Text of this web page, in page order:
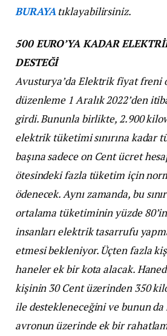
BURAYAtıklayabilirsiniz.
500 EURO’YA KADAR
DESTEĞİ
Avusturya’da Elektrik fiyat freni
düzenleme 1 Aralık 2022’den
girdi. Bununla birlikte, 2.900
elektrik tüketimi sınırına kadar
başına sadece on Cent ücret
ötesindeki fazla tüketim için
ödenecek. Aynı zamanda, bu
ortalama tüketiminin yüzde
insanları elektrik tasarrufu
etmesi bekleniyor. Üçten fazla
haneler ek bir kota alacak.
kişinin 30 Cent üzerinden 350
ile destekleneceğini ve bunun da
avronun üzerinde ek bir